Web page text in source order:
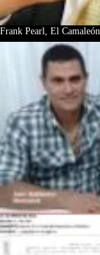
Frank Pearl, El Camaleón